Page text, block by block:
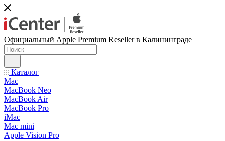
Официальный Apple Premium Reseller в Калининграде
Каталог
Mac
MacBook Neo
MacBook Air
MacBook Pro
iMac
Mac mini
Apple Vision Pro